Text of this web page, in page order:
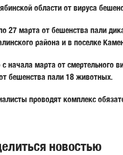
области от вируса
27 марта от бешенства пали
района и в поселке
с начала марта от смертельного
бешенства пали 18 животных.
проводят комплекс
новостью